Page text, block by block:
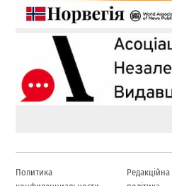
Политика
Редакційна